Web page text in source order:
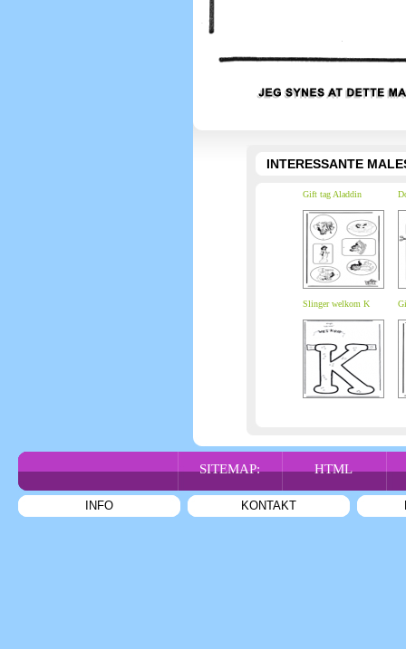
INTERESSANTE
Gift tag Aladdin
Slinger welkom K
SITEMAP: HTML
INFO KONTAKT